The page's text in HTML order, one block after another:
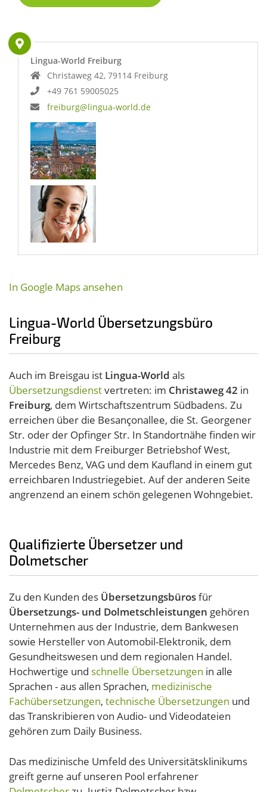
Lingua-World Freiburg
Christaweg 42, 79114 Freiburg
+49 761 59005025
freiburg@lingua-world.de
In Google Maps ansehen
Lingua-World Übersetzungsbüro
Freiburg
Auch im Breisgau ist Lingua-World als
Übersetzungsdienstvertreten: im Christaweg 42 in
Freiburg, dem Wirtschaftszentrum Südbadens. Zu
erreichen über die Besançonallee, die St. Georgener
Str. oder der Opfinger Str. In Standortnähe finden wir
Industrie mit dem Freiburger Betriebshof West,
Mercedes Benz, VAG und dem Kaufland in einem gut
erreichbaren Industriegebiet. Auf der anderen Seite
angrenzend an einem schön gelegenen Wohngebiet.
Qualifizierte Übersetzer und
Dolmetscher
Zu den Kunden des Übersetzungsbürosfür
Übersetzungs- und Dolmetschleistungen gehören
Unternehmen aus der Industrie, dem Bankwesen
sowie Hersteller von Automobil-Elektronik, dem
Gesundheitswesen und dem regionalen Handel.
Hochwertige und schnelle Übersetzungen in alle
Sprachen - aus allen Sprachen, medizinische
Fachübersetzungen, technische Übersetzungen und
das Transkribieren von Audio- und Videodateien
gehören zum Daily Business.
Das medizinische Umfeld des Universitätsklinikums
greift gerne auf unseren Pool erfahrener